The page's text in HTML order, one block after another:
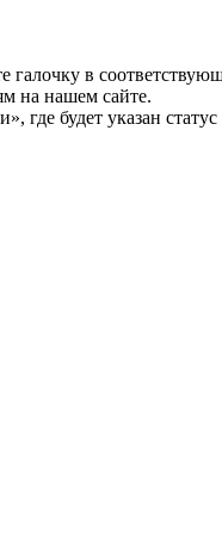
галочку в
на нашем сайте.
где будет указан